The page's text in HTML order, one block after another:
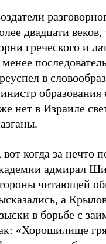
двадцати
греческого и
в
образования
нет в Израиле
вот когда за нечто
адмирал
читающей
а
в борьбе с
«Хорошилище